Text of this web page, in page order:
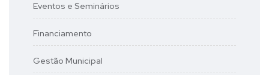
Eventos e Seminários
Financiamento
Gestão Municipal